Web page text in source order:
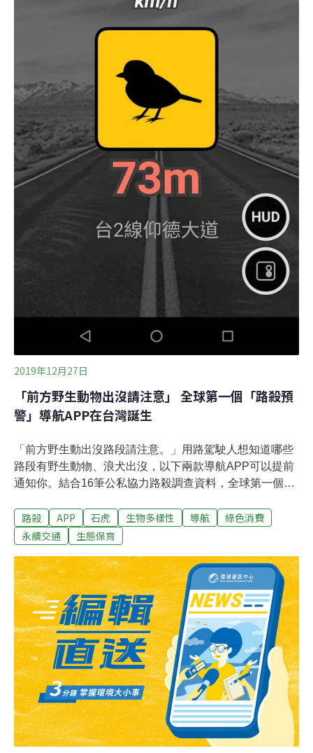
2019年12月27日
「前方野生動物出沒請注意」 全球第一個「路殺預
警」導航APP在台灣誕生
「前方野生動出沒路段請注意。」用路駕駛人想知道哪些
路段有野生動物、浪犬出沒，以下兩款導航APP可以提前
通知你。結合16筆公私協力路殺調查資料，全球第一個具
生動物之餘，也提升所有人的用路安全。聯捷創新股份有
限公司及勤崴國際科技股份有限公司兩家民間科技業者，
繫，希望透過其專業技術，在改善石虎路殺事件上也能盡
一份心力。經過半年來多次的溝通和細節討論，聯捷創新
股份有限公司以其專長的汽車語音助理技術，開發了
「Omnie Cue道路情報通APP」（Android版、IOS版），
以語音播報的方式，提前讓使用者知道即時路況和動物路
殺好發熱點，溫馨提醒「別要了牠們的命喔！」，請用路
人減緩車速或提高警覺。
路殺 APP 石虎 生物多樣性 導航
綠色消費
永續交通
生態保育